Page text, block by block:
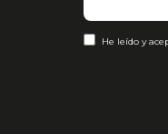
He leído y